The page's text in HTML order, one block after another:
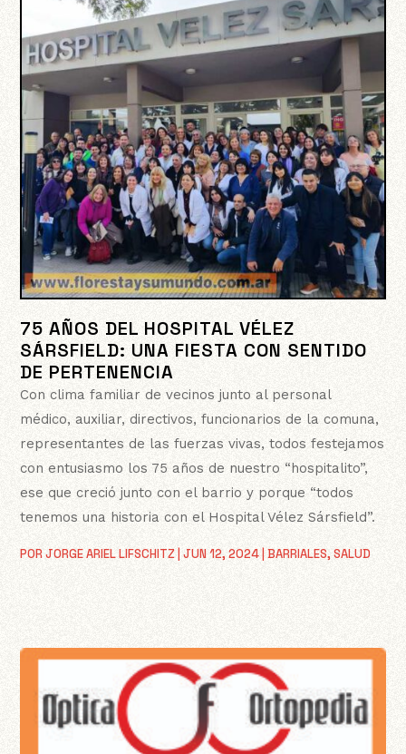
75 AÑOS DEL HOSPITAL VÉLEZ
SÁRSFIELD: UNA FIESTA CON SENTIDO
DE PERTENENCIA
PORJORGE ARIEL LIFSCHITZ |JUN 12, 2024 |BARRIALES,SALUD
Con clima familiar de vecinos junto al personal
médico, auxiliar, directivos, funcionarios de la comuna,
representantes de las fuerzas vivas, todos festejamos
con entusiasmo los 75 años de nuestro “hospitalito”,
ese que creció junto con el barrio y porque “todos
tenemos una historia con el Hospital Vélez Sársfield”.